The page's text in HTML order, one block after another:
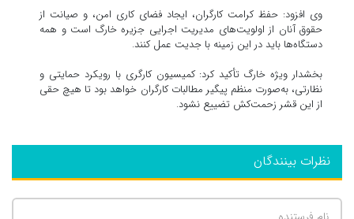
وی افزود: حفظ کرامت کارگران، ایجاد فضای کاری امن، و صیانت از
حقوق آنان از اولویت‌های مدیریت اجرایی جزیره خارگ است و همه
دستگاه‌ها باید در این زمینه با جدیت عمل کنند.
بخشدار ویژه خارگ تأکید کرد: کمیسیون کارگری با رویکرد حمایتی و
نظارتی، به‌صورت منظم پیگیر مطالبات کارگران خواهد بود تا هیچ حقی
از این قشر زحمت‌کش تضییع نشود.
نظرات بینندگان